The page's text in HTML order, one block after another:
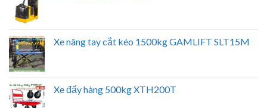
Xe nâng tay cắt kéo 1500kg GAMLIFT SLT15M
Xe đẩy hàng 500kg XTH200T